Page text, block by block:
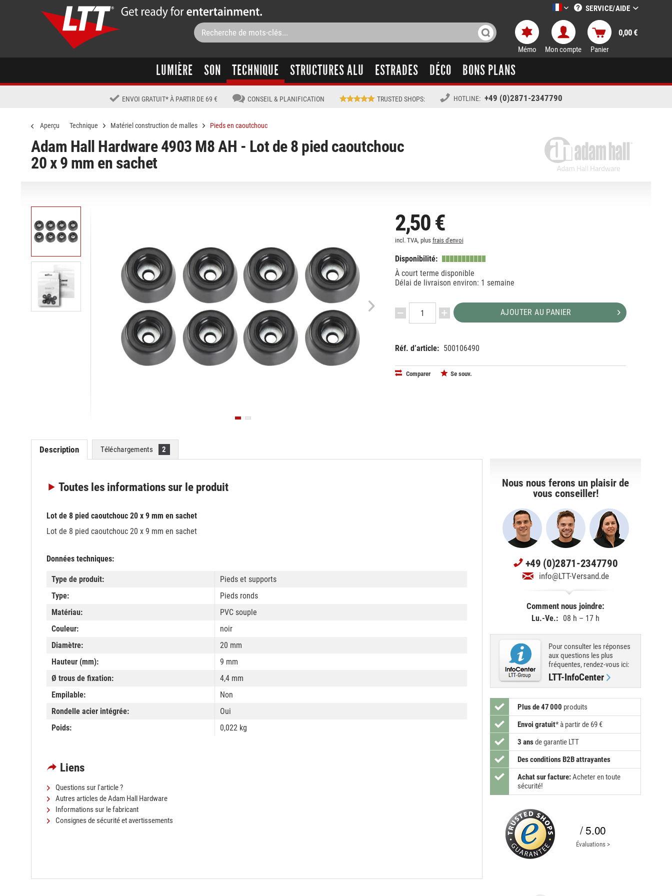
LTT-Versand französisch
SERVICE/AIDE
Mémo Mon compte Panier
0,00 €
LUMIÈRE SON TECHNIQUE STRUCTURES ALU ESTRADES DÉCO BONS PLANS
ENVOI GRATUIT* À PARTIR DE 69 € CONSEIL & PLANIFICATION TRUSTED SHOPS: HOTLINE: +49 (0)2871-2347790
Aperçu Technique Matériel construction de malles Pieds en caoutchouc
Adam Hall Hardware 4903 M8 AH - Lot de 8 pied caoutchouc
20 x 9 mm en sachet
2,50 €
incl. TVA, plus frais d'envoi
Disponibilité:
À court terme disponible
Délai de livraison environ: 1 semaine
AJOUTER AU PANIER
Réf. d’article: 500106490
Comparer Se souv.
Description Téléchargements 2
Toutes les informationssur le produit
Lot de 8 pied caoutchouc 20 x 9 mm en sachet
Lot de 8 pied caoutchouc 20 x 9 mm en sachet
Données techniques:
Type de produit:
Pieds et supports
Type:
Pieds ronds
Matériau:
PVC souple
Couleur:
noir
Diamètre:
20 mm
Hauteur (mm):
9 mm
Ø trous de fixation:
4,4 mm
Empilable:
Non
Rondelle acier intégrée:
Oui
Poids:
0,022 kg
Liens
Questions sur l'article ?
Autres articles de Adam Hall Hardware
Informations sur le fabricant
Consignes de sécurité et avertissements
Nous nous ferons un plaisir de
vous conseiller!
+49 (0)2871-2347790
info@LTT-Versand.de
Comment nous joindre:
Lu.-Ve.: 08 h – 17 h
Pour consulter les réponses
aux questions les plus
fréquentes, rendez-vous ici:
LTT-InfoCenter
Plus de 47 000 produits
Envoi gratuit* à partir de 69 €
3 ansde garantie LTT
Des conditions B2B attrayantes
Achat sur facture:Acheter en toute
sécurité!
/ 5.00
Évaluations >